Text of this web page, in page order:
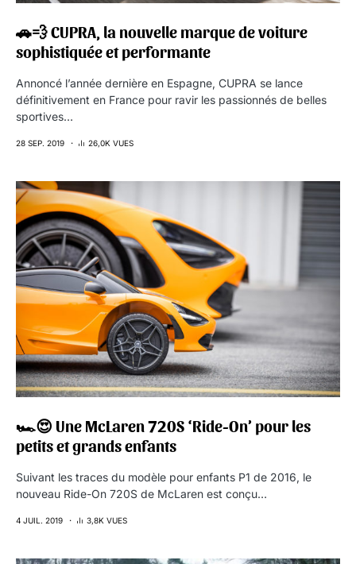
🚗💨 CUPRA, la nouvelle marque de voiture
sophistiquée et performante
Annoncé l’année dernière en Espagne, CUPRA se lance
définitivement en France pour ravir les passionnés de belles
sportives…
28 SEP. 2019 26,0K VUES
🏎😍 Une McLaren 720S ‘Ride-On’ pour les
petits et grands enfants
Suivant les traces du modèle pour enfants P1 de 2016, le
nouveau Ride-On 720S de McLaren est conçu…
4 JUIL. 2019 3,8K VUES